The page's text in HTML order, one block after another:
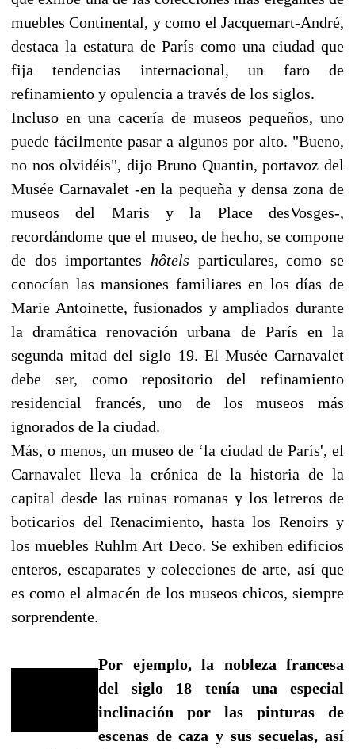
muebles Continental, y como el Jacquemart-André,
destaca la estatura de París como una ciudad que
fija tendencias internacional, un faro de
refinamiento y opulencia a través de los siglos.
Incluso en una cacería de museos pequeños, uno
puede fácilmente pasar a algunos por alto. "Bueno,
no nos olvidéis", dijo Bruno Quantin, portavoz del
Musée Carnavalet -en la pequeña y densa zona de
museos del Maris y la Place desVosges-,
recordándome que el museo, de hecho, se compone
de dos importantes hôtels particulares, como se
conocían las mansiones familiares en los días de
Marie Antoinette, fusionados y ampliados durante
la dramática renovación urbana de París en la
segunda mitad del siglo 19. El Musée Carnavalet
debe ser, como repositorio del refinamiento
residencial francés, uno de los museos más
ignorados de la ciudad.
Más, o menos, un museo de ‘la ciudad de París', el
Carnavalet lleva la crónica de la historia de la
capital desde las ruinas romanas y los letreros de
boticarios del Renacimiento, hasta los Renoirs y
los muebles Ruhlm Art Deco. Se exhiben edificios
enteros, escaparates y colecciones de arte, así que
es como el almacén de los museos chicos, siempre
sorprendente.
Por ejemplo, la nobleza francesa
del siglo 18 tenía una especial
inclinación por las pinturas de
escenas de caza y sus secuelas, así